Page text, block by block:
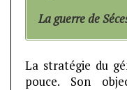
La guerre de
La stratégie du
pouce. Son